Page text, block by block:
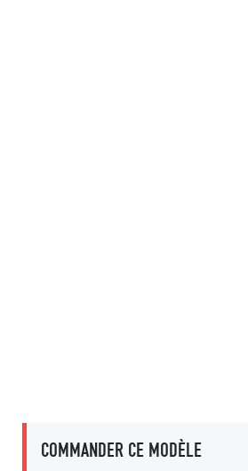
COMMANDER CE MODÈLE